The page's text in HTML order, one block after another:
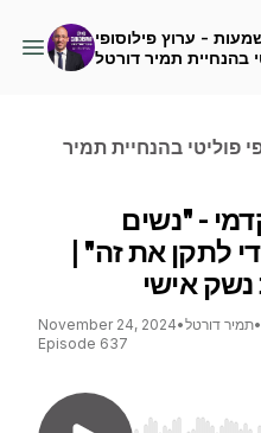
- ערוץ פילוסופי
בהנחיית תמיר דורטל
פוליטי בהנחיית תמיר
קדמי - "נשים
לתקן את זה" |
אישי
November 24, 2024•תמיר דורטל•
Episode 637